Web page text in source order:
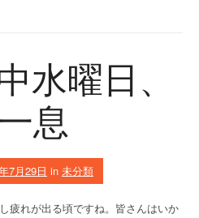
水曜日、
息
7月29日 in 未分類
疲れが出る頃ですね。皆さんはいか